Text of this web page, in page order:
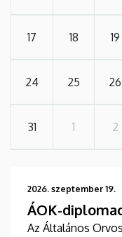
17 18 19
24 25 26
31 1 2
2026. szeptember 19.
ÁOK-
Az Általános